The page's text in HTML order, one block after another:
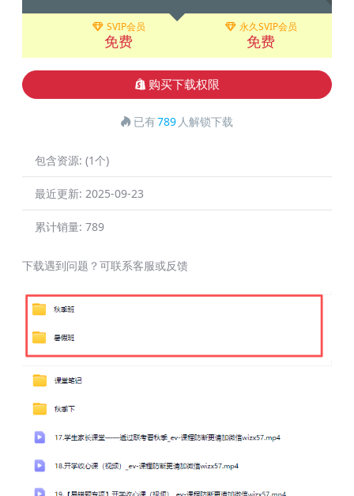
SVIP会员
免费
永久SVIP会员
免费
购买下载权限
已有789 人解锁下载
包含资源: (1个)
最近更新: 2025-09-23
累计销量: 789
下载遇到问题？可联系客服或反馈